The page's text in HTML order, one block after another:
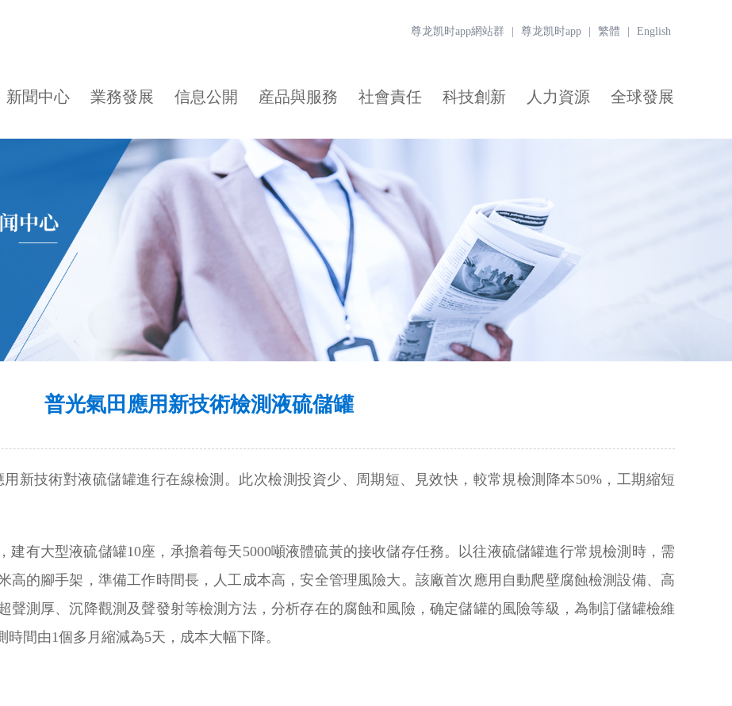
尊龙凯时app網站群 尊龙凯时app 繁體 English
新聞中心 業務發展 信息公開 産品與服務 社會責任 科技創新 人力資源 全球發展
普光氣田應用新技術檢測液硫儲罐
新技術對液硫儲罐進行在線檢測。此次檢測投資少、周期短、見效快，較常規檢測降本50%，工期縮短
建有大型液硫儲罐10座，承擔着每天5000噸液體硫黃的接收儲存任務。以往液硫儲罐進行常規檢測時，需
高的腳手架，準備工作時間長，人工成本高，安全管理風險大。該廠首次應用自動爬壁腐蝕檢測設備、高
聲測厚、沉降觀測及聲發射等檢測方法，分析存在的腐蝕和風險，确定儲罐的風險等級，為制訂儲罐檢維
間由1個多月縮減為5天，成本大幅下降。